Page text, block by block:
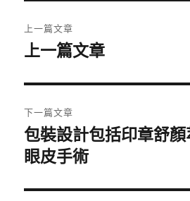
章
覽
上一篇文章
上
篇
文
章:
上一篇文章
下一篇文章
下
一
文
包裝設計包括印章舒
眼皮手術